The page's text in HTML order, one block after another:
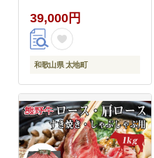
39,000円
和歌山県 太地町